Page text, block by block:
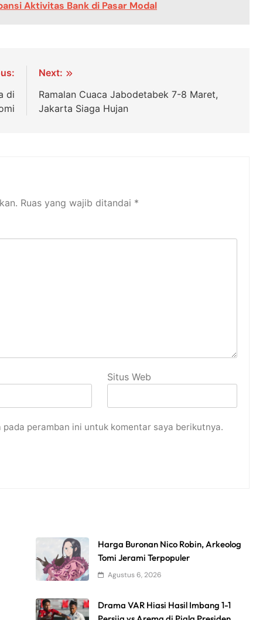
Aktivitas Bank di Pasar Modal
di
Next:
Ramalan Cuaca Jabodetabek 7-8 Maret,
Jakarta Siaga Hujan
Ruas yang wajib ditandai *
Situs Web
peramban ini untuk komentar saya berikutnya.
Harga Buronan Nico Robin, Arkeolog
Tomi Jerami Terpopuler
Agustus 6, 2026
Drama VAR Hiasi Hasil Imbang 1-1